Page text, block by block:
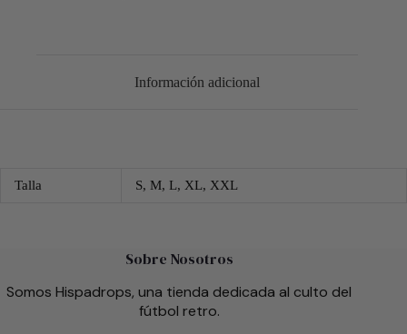
Información adicional
Talla S, M, L, XL, XXL
Sobre Nosotros
Somos Hispadrops, una tienda dedicada al culto del
fútbol retro.